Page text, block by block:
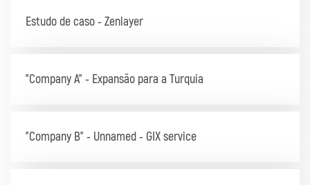
Estudo de caso - Zenlayer
"Company A" - Expansão para a Turquia
"Company B" - Unnamed - GIX service